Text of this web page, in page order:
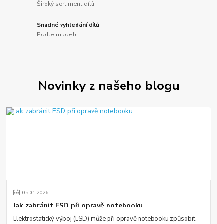
Široký sortiment dílů
Snadné vyhledání dílů
Podle modelu
Novinky z našeho blogu
05.01.2026
Jak zabránit ESD při opravě notebooku
Elektrostatický výboj (ESD) může při opravě notebooku způsobit